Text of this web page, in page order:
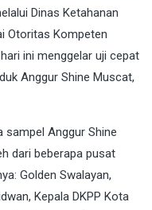
Dinas Ketahanan
Otoritas Kompeten
ini menggelar uji cepat
Anggur Shine Muscat,
sampel Anggur Shine
dari beberapa pusat
Golden Swalayan,
Kepala DKPP Kota